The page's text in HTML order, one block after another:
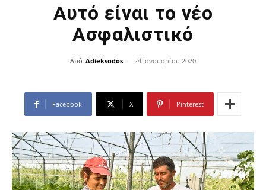
Αυτό είναι το νέο
Ασφαλιστικό
Από Adieksodos - 24 Ιανουαρίου 2020
Facebook X Pinterest